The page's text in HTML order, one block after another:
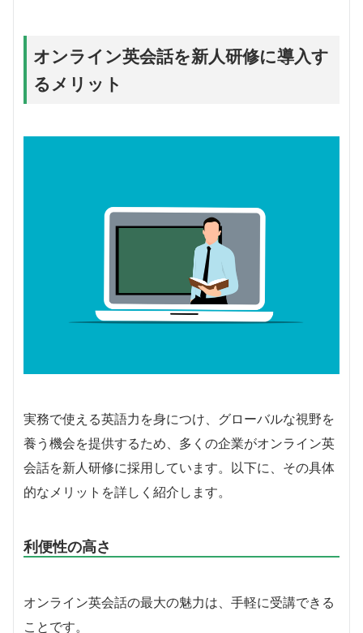
オンライン英会話を新人研修に導入す
るメリット
実務で使える英語力を身につけ、グローバルな視野を
養う機会を提供するため、多くの企業がオンライン英
会話を新人研修に採用しています。以下に、その具体
的なメリットを詳しく紹介します。
利便性の高さ
オンライン英会話の最大の魅力は、手軽に受講できる
ことです。